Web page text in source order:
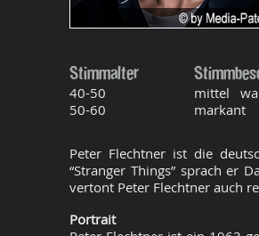
Stimmalter
40-50
50-60
mittel
markant
Peter Flechtner ist die
“Stranger Things” sprach er
vertont Peter Flechtner auch
Portrait